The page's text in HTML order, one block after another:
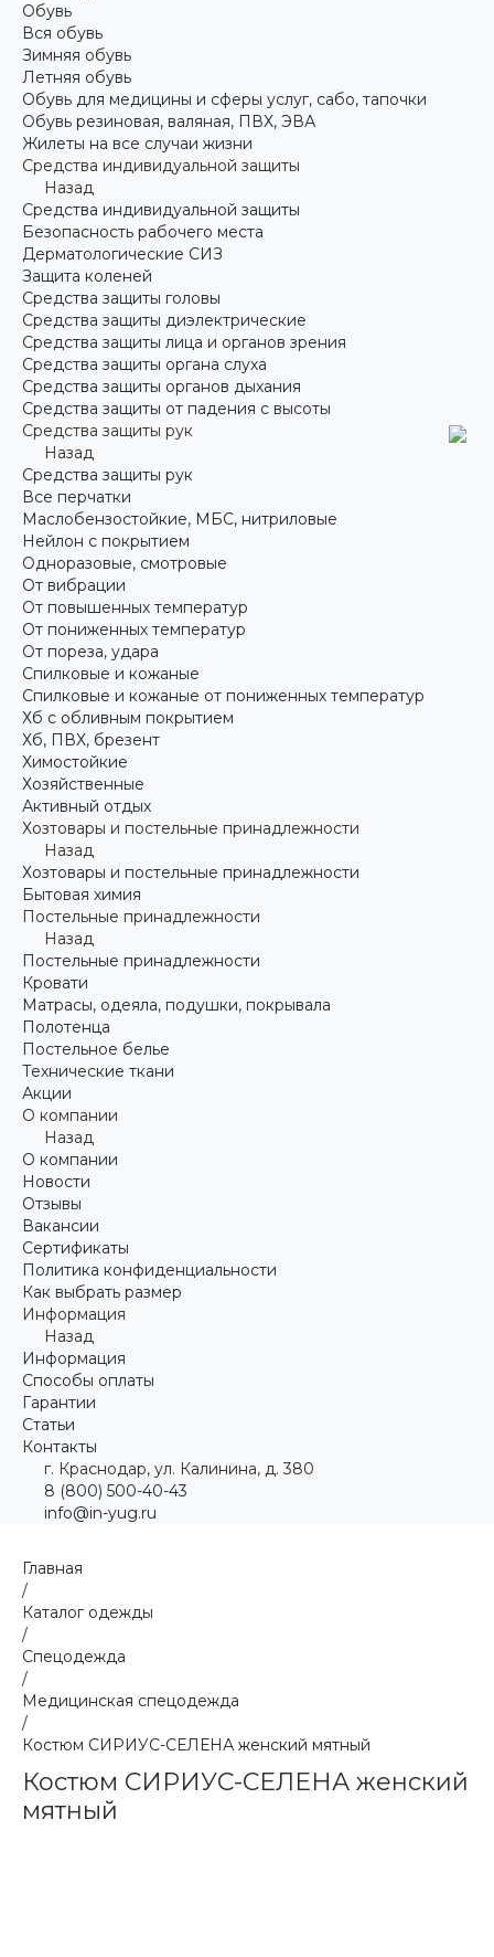
Обувь
Вся обувь
Зимняя обувь
Летняя обувь
Обувь для медицины и сферы услуг, сабо, тапочки
Обувь резиновая, валяная, ПВХ, ЭВА
Жилеты на все случаи жизни
Средства индивидуальной защиты
Назад
Средства индивидуальной защиты
Безопасность рабочего места
Дерматологические СИЗ
Защита коленей
Средства защиты головы
Средства защиты диэлектрические
Средства защиты лица и органов зрения
Средства защиты органа слуха
Средства защиты органов дыхания
Средства защиты от падения с высоты
Средства защиты рук
Назад
Средства защиты рук
Все перчатки
Маслобензостойкие, МБС, нитриловые
Нейлон с покрытием
Одноразовые, смотровые
От вибрации
От повышенных температур
От пониженных температур
От пореза, удара
Спилковые и кожаные
Спилковые и кожаные от пониженных температур
Хб с обливным покрытием
Хб, ПВХ, брезент
Химостойкие
Хозяйственные
Активный отдых
Хозтовары и постельные принадлежности
Назад
Хозтовары и постельные принадлежности
Бытовая химия
Постельные принадлежности
Назад
Постельные принадлежности
Кровати
Матрасы, одеяла, подушки, покрывала
Полотенца
Постельное белье
Технические ткани
Акции
О компании
Назад
О компании
Новости
Отзывы
Вакансии
Сертификаты
Политика конфиденциальности
Как выбрать размер
Информация
Назад
Информация
Способы оплаты
Гарантии
Статьи
Контакты
г. Краснодар, ул. Калинина, д. 380
8 (800) 500-40-43
info@in-yug.ru
Главная
/
Каталог одежды
/
Спецодежда
/
Медицинская спецодежда
/
Костюм СИРИУС-СЕЛЕНА женский мятный
Костюм СИРИУС-СЕЛЕНА женский
мятный